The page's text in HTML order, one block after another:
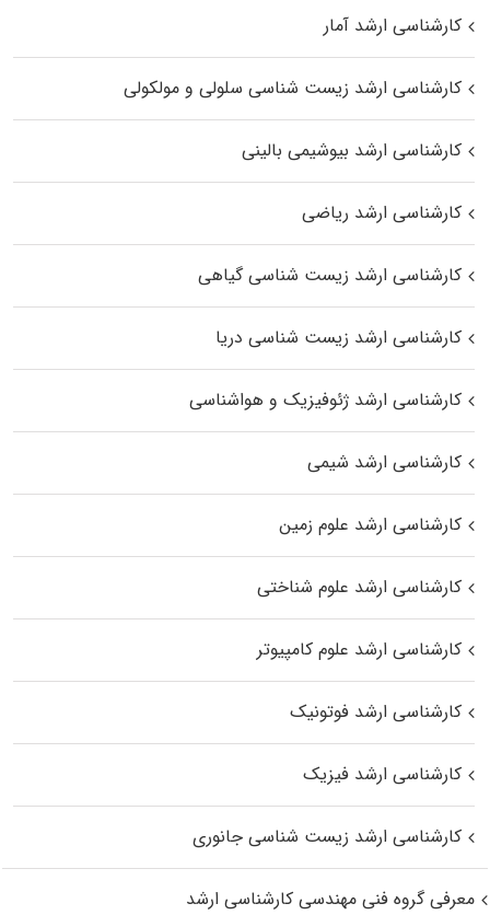
کارشناسی ارشد آمار
کارشناسی ارشد زیست شناسی سلولی و مولکولی
کارشناسی ارشد بیوشیمی بالینی
کارشناسی ارشد ریاضی
کارشناسی ارشد زیست‌ شناسی گیاهی
کارشناسی ارشد زیست‌ شناسی دریا
کارشناسی ارشد ژئوفیزیک و هواشناسی
کارشناسی ارشد شیمی
کارشناسی ارشد علوم زمین
کارشناسی ارشد علوم شناختی
کارشناسی ارشد علوم کامپیوتر
کارشناسی ارشد فوتونیک
کارشناسی ارشد فیزیک
کارشناسی ارشد زیست‌ شناسی جانوری
معرفی گروه فنی مهندسی کارشناسی ارشد